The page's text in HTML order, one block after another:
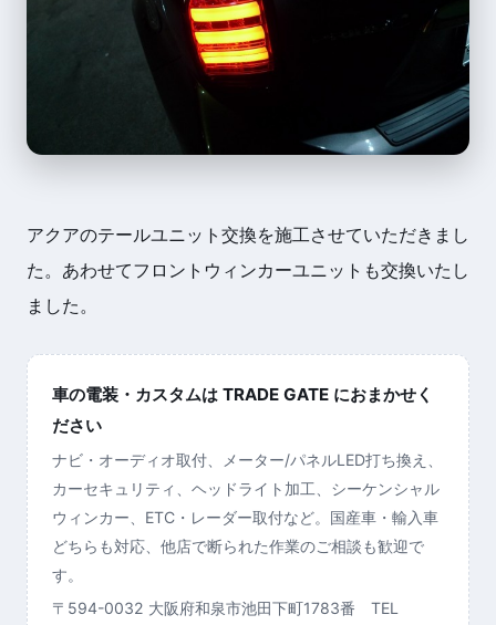
アクアのテールユニット交換を施工させていただきまし
た。あわせてフロントウィンカーユニットも交換いたし
ました。
車の電装・カスタムは TRADE GATE におまかせく
ださい
ナビ・オーディオ取付、メーター/パネルLED打ち換え、
カーセキュリティ、ヘッドライト加工、シーケンシャル
ウィンカー、ETC・レーダー取付など。国産車・輸入車
どちらも対応、他店で断られた作業のご相談も歓迎で
す。
〒594-0032 大阪府和泉市池田下町1783番 TEL